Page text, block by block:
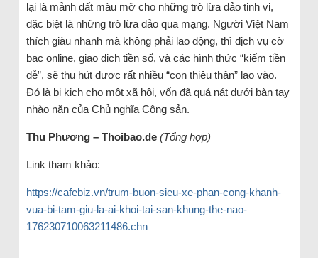
lại là mảnh đất màu mỡ cho những trò lừa đảo tinh vi,
đặc biệt là những trò lừa đảo qua mạng. Người Việt Nam
thích giàu nhanh mà không phải lao động, thì dịch vụ cờ
bạc online, giao dịch tiền số, và các hình thức “kiếm tiền
dễ”, sẽ thu hút được rất nhiều “con thiêu thân” lao vào.
Đó là bi kịch cho một xã hội, vốn đã quá nát dưới bàn tay
nhào nặn của Chủ nghĩa Cộng sản.
Thu Phương – Thoibao.de (Tổng hợp)
Link tham khảo:
https://cafebiz.vn/trum-buon-sieu-xe-phan-cong-khanh-
vua-bi-tam-giu-la-ai-khoi-tai-san-khung-the-nao-
176230710063211486.chn